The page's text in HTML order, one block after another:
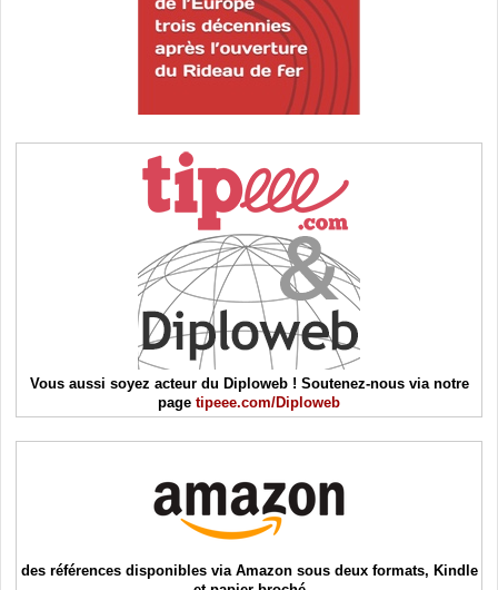
Vous aussi soyez acteur du Diploweb ! Soutenez-nous via notre
page tipeee.com/Diploweb
des références disponibles via Amazon sous deux formats, Kindle